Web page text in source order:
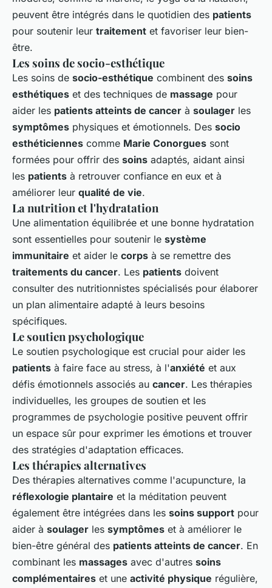
peuvent être intégrés dans le quotidien des patients
pour soutenir leur traitement et favoriser leur bien-
être.
Les soins de socio-esthétique
Les soins de socio-esthétique combinent des soins
esthétiques et des techniques de massage pour
aider les patients atteints de cancer à soulager les
symptômes physiques et émotionnels. Des socio
esthéticiennes comme Marie Conorgues sont
formées pour offrir des soins adaptés, aidant ainsi
les patients à retrouver confiance en eux et à
améliorer leur qualité de vie.
La nutrition et l'hydratation
Une alimentation équilibrée et une bonne hydratation
sont essentielles pour soutenir le système
immunitaire et aider le corps à se remettre des
traitements du cancer. Les patients doivent
consulter des nutritionnistes spécialisés pour élaborer
un plan alimentaire adapté à leurs besoins
spécifiques.
Le soutien psychologique
Le soutien psychologique est crucial pour aider les
patients à faire face au stress, à l'anxiété et aux
défis émotionnels associés au cancer. Les thérapies
individuelles, les groupes de soutien et les
programmes de psychologie positive peuvent offrir
un espace sûr pour exprimer les émotions et trouver
des stratégies d'adaptation efficaces.
Les thérapies alternatives
Des thérapies alternatives comme l'acupuncture, la
réflexologie plantaire et la méditation peuvent
également être intégrées dans les soins support pour
aider à soulager les symptômes et à améliorer le
bien-être général des patients atteints de cancer. En
combinant les massages avec d'autres soins
complémentaires et une activité physique régulière,